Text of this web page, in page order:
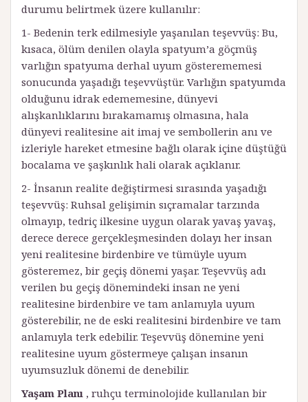
durumu belirtmek üzere kullanılır:
1- Bedenin terk edilmesiyle yaşanılan teşevvüş: Bu,
kısaca, ölüm denilen olayla spatyum’a göçmüş
varlığın spatyuma derhal uyum gösterememesi
sonucunda yaşadığı teşevvüştür. Varlığın spatyumda
olduğunu idrak edememesine, dünyevi
alışkanlıklarını bırakamamış olmasına, hala
dünyevi realitesine ait imaj ve sembollerin anı ve
izleriyle hareket etmesine bağlı olarak içine düştüğü
bocalama ve şaşkınlık hali olarak açıklanır.
2- İnsanın realite değiştirmesi sırasında yaşadığı
teşevvüş: Ruhsal gelişimin sıçramalar tarzında
olmayıp, tedriç ilkesine uygun olarak yavaş yavaş,
derece derece gerçekleşmesinden dolayı her insan
yeni realitesine birdenbire ve tümüyle uyum
gösteremez, bir geçiş dönemi yaşar. Teşevvüş adı
verilen bu geçiş dönemindeki insan ne yeni
realitesine birdenbire ve tam anlamıyla uyum
gösterebilir, ne de eski realitesini birdenbire ve tam
anlamıyla terk edebilir. Teşevvüş dönemine yeni
realitesine uyum göstermeye çalışan insanın
uyumsuzluk dönemi de denebilir.
Yaşam Planı , ruhçu terminolojide kullanılan bir